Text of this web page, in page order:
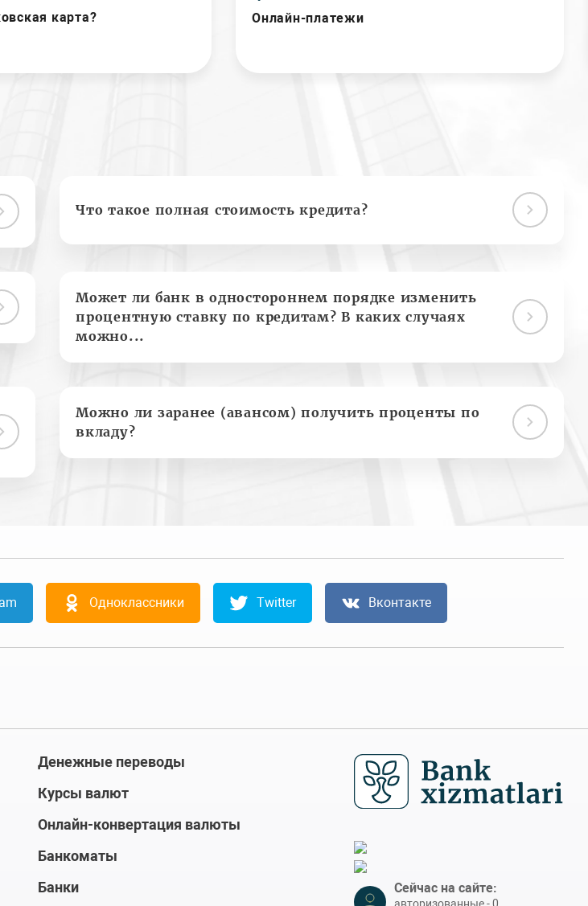
карта? Онлайн-платежи
Что такое полная стоимость кредита?
Может ли банк в одностороннем порядке изменить
процентную ставку по кредитам? В каких случаях
можно...
Можно ли заранее (авансом) получить проценты по
вкладу?
Одноклассники Twitter Вконтакте
Денежные переводы
Курсы валют
Онлайн-конвертация валюты
Банкоматы
Банки
Сейчас на сайте: